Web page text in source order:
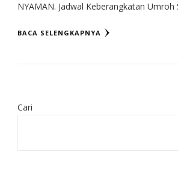
NYAMAN. Jadwal Keberangkatan
BACA SELENGKAPNYA
Cari